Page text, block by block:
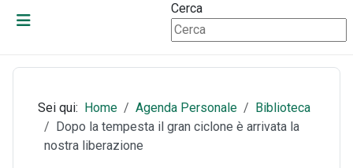
Cerca
Sei qui: Home Agenda Personale
Biblioteca
Dopo la tempesta il gran ciclone è arrivata la
nostra liberazione